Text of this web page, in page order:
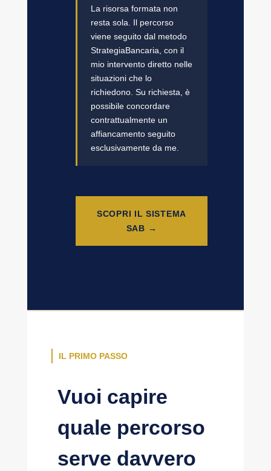
La risorsa formata non
resta sola. Il percorso
viene seguito dal metodo
StrategiaBancaria, con il
mio intervento diretto nelle
situazioni che lo
richiedono. Su richiesta, è
possibile concordare
contrattualmente un
affiancamento seguito
esclusivamente da me.
SCOPRI IL SISTEMA
SAB →
IL PRIMO PASSO
Vuoi capire
quale percorso
serve davvero